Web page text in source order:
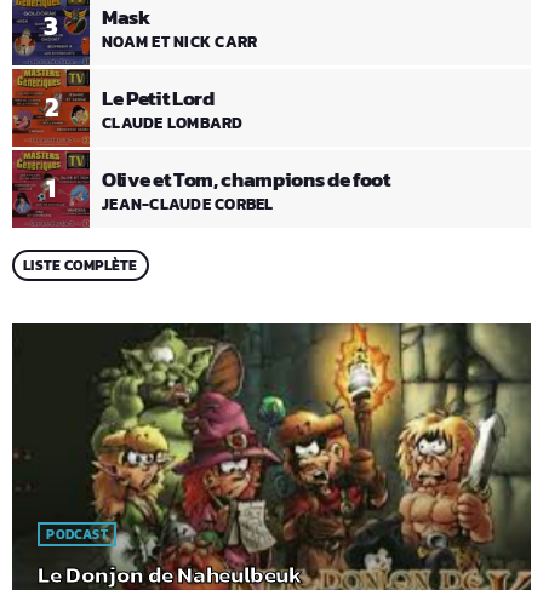
1 Olive et Tom, champions de foot
JEAN-CLAUDE CORBEL
2 Le Petit Lord
CLAUDE LOMBARD
3 Mask
NOAM ET NICK CARR
LISTE COMPLÈTE
PODCAST
Le Donjon de Naheulbeuk